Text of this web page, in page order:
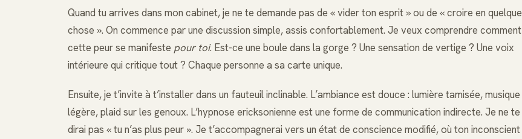
Quand tu arrives dans mon cabinet, je ne te demande pas de « vider ton esprit » ou de « croire en quelque
chose ». On commence par une discussion simple, assis confortablement. Je veux comprendre comment
cette peur se manifeste pour toi. Est-ce une boule dans la gorge ? Une sensation de vertige ? Une voix
intérieure qui critique tout ? Chaque personne a sa carte unique.
Ensuite, je t’invite à t’installer dans un fauteuil inclinable. L’ambiance est douce : lumière tamisée, musique
légère, plaid sur les genoux. L’hypnose ericksonienne est une forme de communication indirecte. Je ne te
dirai pas « tu n’as plus peur ». Je t’accompagnerai vers un état de conscience modifié, où ton inconscient